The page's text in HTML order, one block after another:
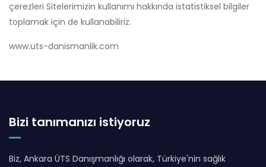
çerezleri Sitelerimizin kullanımı hakkında istatistiksel bilgiler
toplamak için de kullanabiliriz.
www.uts-danismanlik.com
Bizi tanımanızı istiyoruz
Biz, Ankara ÜTS Danışmanlığı olarak, Türkiye'nin sağlık